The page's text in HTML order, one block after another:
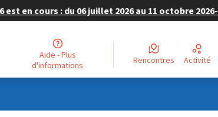
en cours : du 06 juillet 2026 au 11 octobre 2026-
Aide - Plus
d'informations
Rencontres Activité